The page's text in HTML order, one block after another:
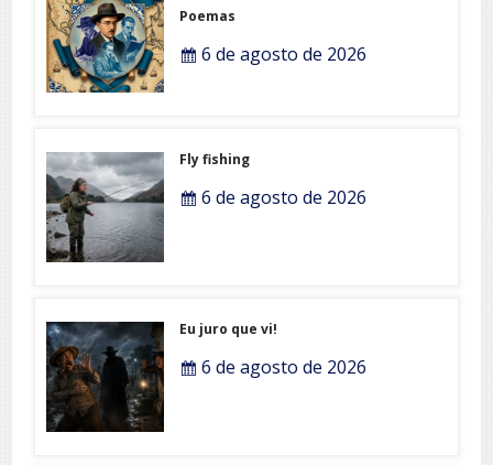
Poemas
6 de agosto de 2026
Fly fishing
6 de agosto de 2026
Eu juro que vi!
6 de agosto de 2026